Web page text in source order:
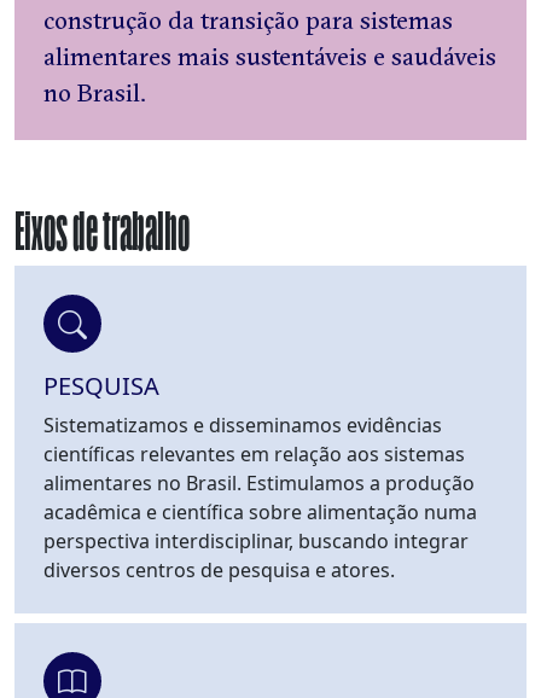
construção da transição para sistemas
alimentares mais sustentáveis e saudáveis
no Brasil.
Eixos de trabalho
PESQUISA
Sistematizamos e disseminamos evidências
científicas relevantes em relação aos sistemas
alimentares no Brasil. Estimulamos a produção
acadêmica e científica sobre alimentação numa
perspectiva interdisciplinar, buscando integrar
diversos centros de pesquisa e atores.